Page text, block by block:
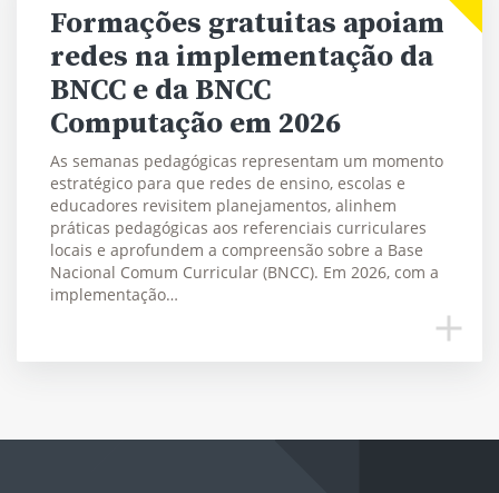
Formações gratuitas apoiam
redes na implementação da
BNCC e da BNCC
Computação em 2026
As semanas pedagógicas representam um momento
estratégico para que redes de ensino, escolas e
educadores revisitem planejamentos, alinhem
práticas pedagógicas aos referenciais curriculares
locais e aprofundem a compreensão sobre a Base
Nacional Comum Curricular (BNCC). Em 2026, com a
implementação…